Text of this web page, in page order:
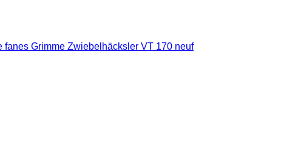
fanes Grimme Zwiebelhäcksler VT 170 neuf